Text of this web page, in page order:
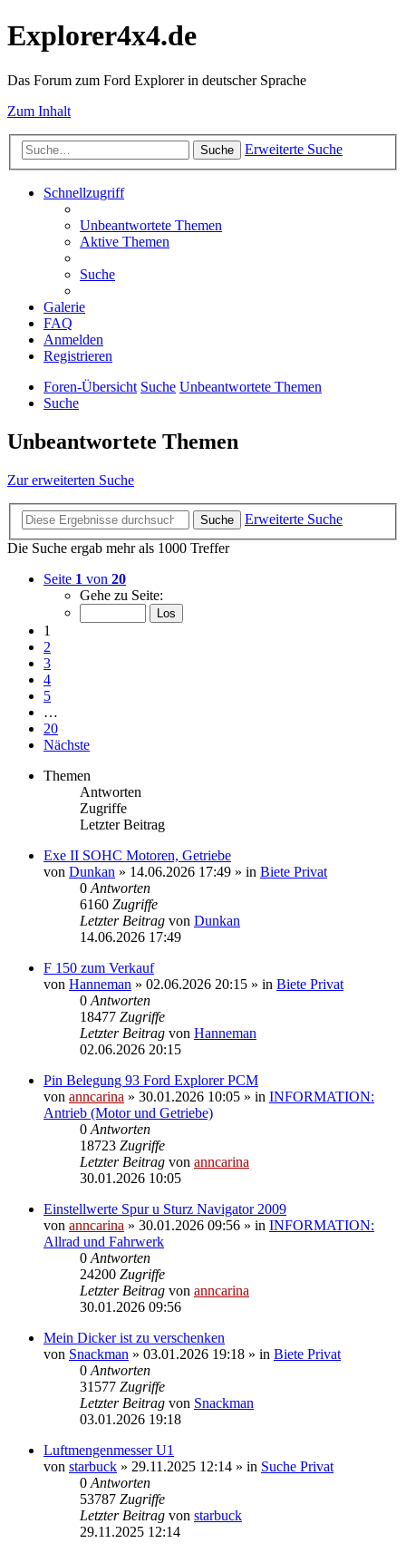
Explorer4x4.de
Das Forum zum Ford Explorer in deutscher Sprache
Zum Inhalt
Suche Erweiterte Suche
Schnellzugriff
Unbeantwortete Themen
Aktive Themen
Suche
Galerie
FAQ
Anmelden
Registrieren
Foren-Übersicht Suche Unbeantwortete Themen
Suche
Unbeantwortete Themen
Zur erweiterten Suche
Suche
Erweiterte Suche
Die Suche ergab mehr als 1000 Treffer
Seite 1 von 20
Gehe zu Seite:
1
2
3
4
5
…
20
Nächste
Themen
Antworten
Zugriffe
Letzter Beitrag
Exe II SOHC Motoren, Getriebe
von Dunkan » 14.06.2026 17:49 » in Biete Privat
0 Antworten
6160 Zugriffe
Letzter Beitrag von Dunkan
14.06.2026 17:49
F 150 zum Verkauf
von Hanneman » 02.06.2026 20:15 » in Biete Privat
0 Antworten
18477 Zugriffe
Letzter Beitrag von Hanneman
02.06.2026 20:15
Pin Belegung 93 Ford Explorer PCM
von anncarina » 30.01.2026 10:05 » in INFORMATION:
Antrieb (Motor und Getriebe)
0 Antworten
18723 Zugriffe
Letzter Beitrag von anncarina
30.01.2026 10:05
Einstellwerte Spur u Sturz Navigator 2009
von anncarina » 30.01.2026 09:56 » in INFORMATION:
Allrad und Fahrwerk
0 Antworten
24200 Zugriffe
Letzter Beitrag von anncarina
30.01.2026 09:56
Mein Dicker ist zu verschenken
von Snackman » 03.01.2026 19:18 » in Biete Privat
0 Antworten
31577 Zugriffe
Letzter Beitrag von Snackman
03.01.2026 19:18
Luftmengenmesser U1
von starbuck » 29.11.2025 12:14 » in Suche Privat
0 Antworten
53787 Zugriffe
Letzter Beitrag von starbuck
29.11.2025 12:14